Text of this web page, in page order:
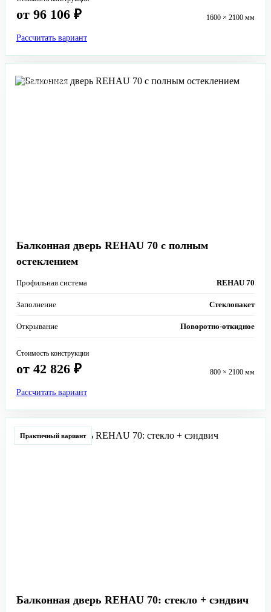
от 96 106 ₽ 1600 × 2100 мм
Рассчитать вариант
Теплый балкон
Балконная дверь REHAU 70 с полным
остеклением
Профильная система REHAU 70
Заполнение Стеклопакет
Открывание Поворотно-откидное
Стоимость конструкции
от 42 826 ₽ 800 × 2100 мм
Рассчитать вариант
Практичный вариант
Балконная дверь REHAU 70: стекло + сэндвич